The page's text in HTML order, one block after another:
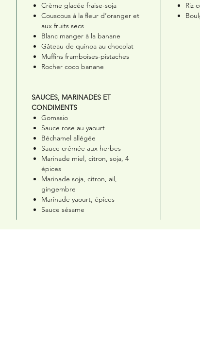
Crème glacée fraise-soja
Couscous à la fleur d’oranger et
aux fruits secs
Blanc manger à la banane
Gâteau de quinoa au chocolat
Muffins framboises-pistaches
Rocher coco banane
SAUCES, MARINADES ET
CONDIMENTS
Gomasio
Sauce rose au yaourt
Béchamel allégée
Sauce crémée aux herbes
Marinade miel, citron, soja, 4
épices
Marinade soja, citron, ail,
gingembre
Marinade yaourt, épices
Sauce sésame
Riz